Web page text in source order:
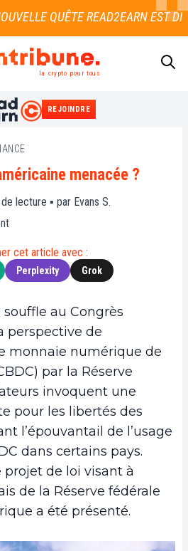
la crypto pour tous
REJOINDRE
menacée ?
lecture ▪ par Evans S.
cet article avec :
Perplexity Grok
au Congrès
perspective de
monnaie numérique de
par la Réserve
invoquent une
pour les libertés des
l’épouvantail de l’usage
dans certains pays.
projet de loi visant à
de la Réserve fédérale
a été présenté.